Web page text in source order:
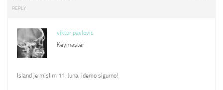
REPLY
viktor pavlovic
Keymaster
Island je mislim 11. Juna, idemo sigurno!